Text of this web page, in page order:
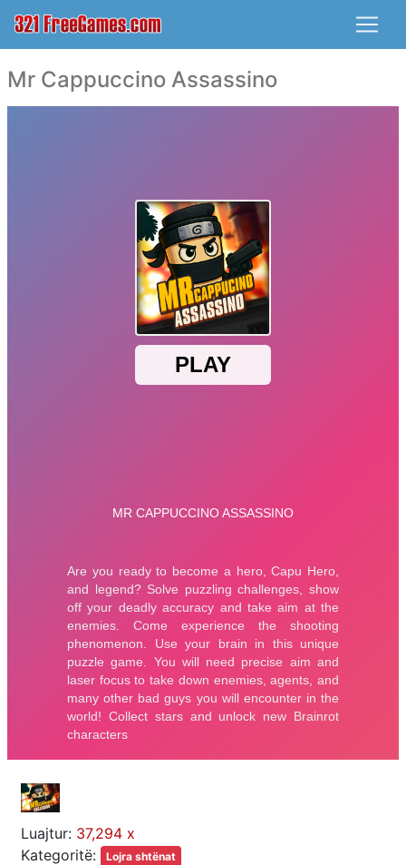
Mr Cappuccino Assassino
Luajtur: 37,294 x
Kategoritë:
Lojra shtënat